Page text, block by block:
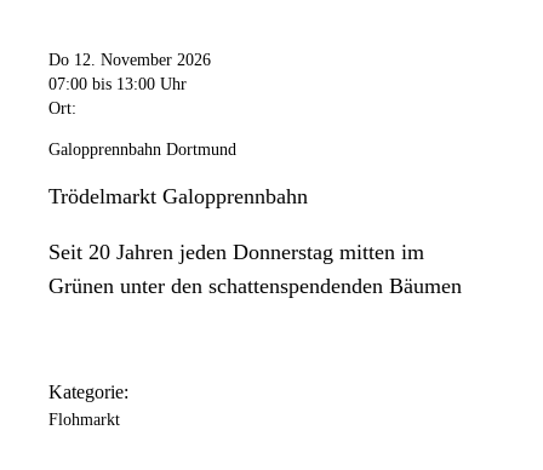
Do 12. November 2026
07:00 bis 13:00 Uhr
Ort:
Galopprennbahn Dortmund
Trödelmarkt Galopprennbahn
Seit 20 Jahren jeden Donnerstag mitten im
Grünen unter den schattenspendenden Bäumen
Kategorie:
Flohmarkt